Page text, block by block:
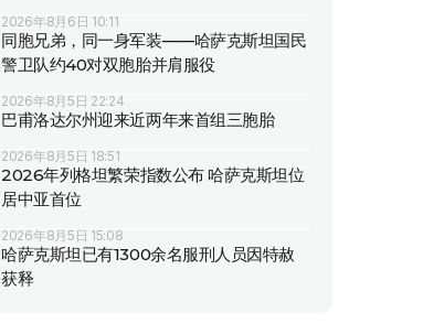
2026年8月6日 10:11
同胞兄弟，同一身军装——哈萨克斯坦国民
警卫队约40对双胞胎并肩服役
2026年8月5日 22:24
巴甫洛达尔州迎来近两年来首组三胞胎
2026年8月5日 18:51
2026年列格坦繁荣指数公布 哈萨克斯坦位
居中亚首位
2026年8月5日 15:08
哈萨克斯坦已有1300余名服刑人员因特赦
获释